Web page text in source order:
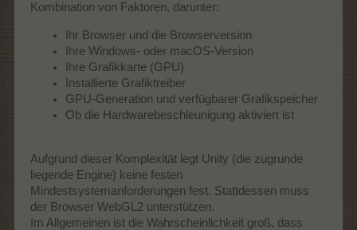
Kombination von Faktoren, darunter:
Ihr Browser und die Browserversion
Ihre Windows- oder macOS-Version
Ihre Grafikkarte (GPU)
Installierte Grafiktreiber
GPU-Generation und verfügbarer Grafikspeicher
Ob die Hardwarebeschleunigung aktiviert ist
Aufgrund dieser Komplexität legt Unity (die zugrunde
liegende Engine) keine festen
Mindestsystemanforderungen fest. Stattdessen muss
der Browser WebGL2 unterstützen.
Im Allgemeinen ist die Wahrscheinlichkeit groß, dass